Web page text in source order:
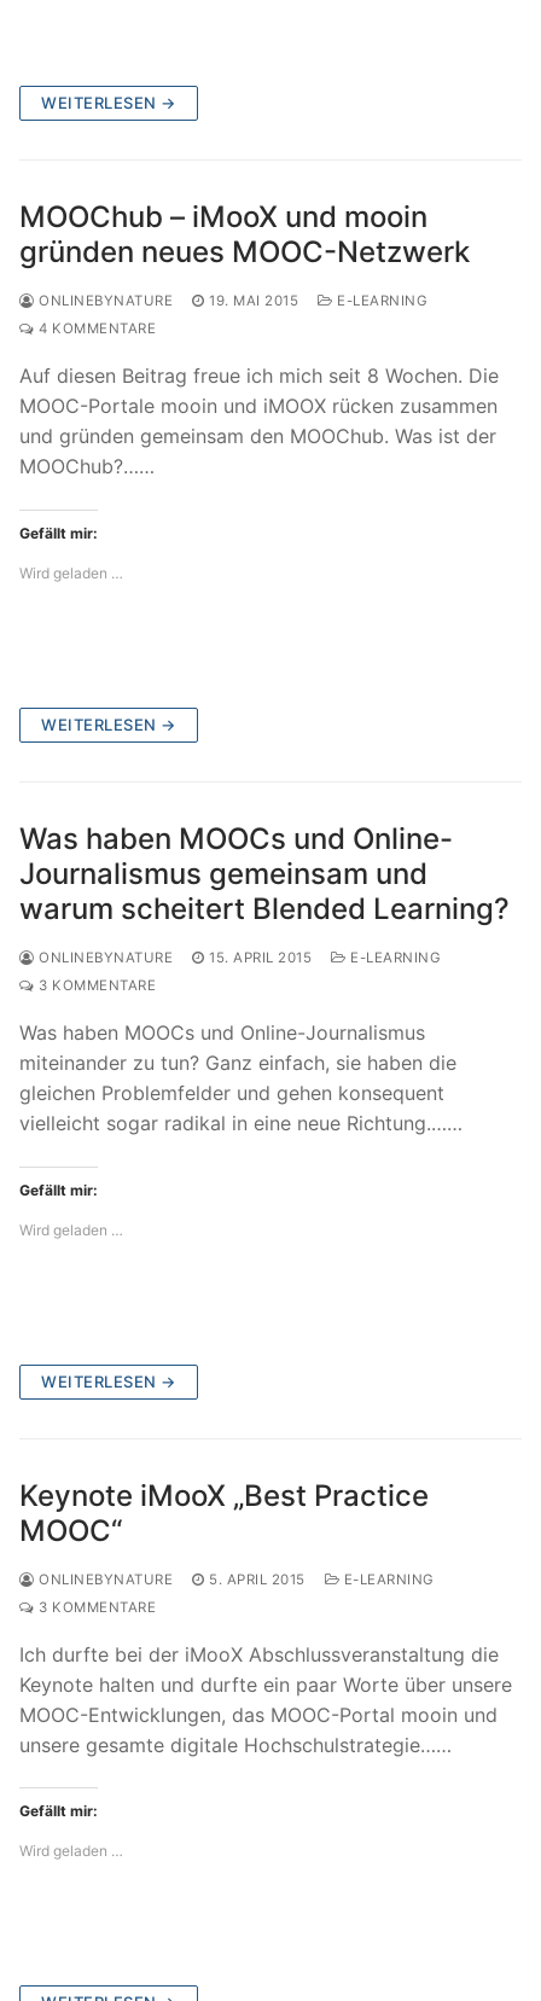
WEITERLESEN →
MOOChub – iMooX und mooin
gründen neues MOOC-Netzwerk
ONLINEBYNATURE 19. MAI 2015
E-LEARNING
4 KOMMENTARE
Auf diesen Beitrag freue ich mich seit 8 Wochen. Die
MOOC-Portale mooin und iMOOX rücken zusammen
und gründen gemeinsam den MOOChub. Was ist der
MOOChub?……
Gefällt mir:
Wird geladen …
WEITERLESEN →
Was haben MOOCs und Online-
Journalismus gemeinsam und
warum scheitert Blended Learning?
ONLINEBYNATURE 15. APRIL 2015
E-LEARNING
3 KOMMENTARE
Was haben MOOCs und Online-Journalismus
miteinander zu tun? Ganz einfach, sie haben die
gleichen Problemfelder und gehen konsequent
vielleicht sogar radikal in eine neue Richtung.……
Gefällt mir:
Wird geladen …
WEITERLESEN →
Keynote iMooX „Best Practice
MOOC“
ONLINEBYNATURE 5. APRIL 2015
E-LEARNING
3 KOMMENTARE
Ich durfte bei der iMooX Abschlussveranstaltung die
Keynote halten und durfte ein paar Worte über unsere
MOOC-Entwicklungen, das MOOC-Portal mooin und
unsere gesamte digitale Hochschulstrategie……
Gefällt mir:
Wird geladen …